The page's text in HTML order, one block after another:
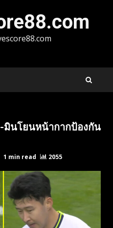
มินโยนหน้ากากป้องกัน
1 min read 2055